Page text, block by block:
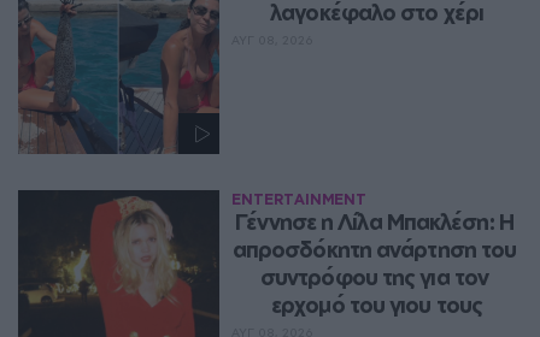
λαγοκέφαλο στο χέρι
ENTERTAINMENT
Γέννησε η Λίλα Μπακλέση: Η
απροσδόκητη ανάρτηση του
συντρόφου της για τον
ερχομό του γιου τους